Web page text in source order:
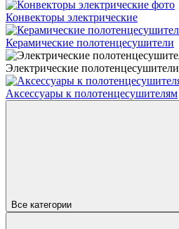
Конвекторы электрические
Керамические полотенцесушители
Электрические полотенцесушители
Аксессуары к полотенцесушителям
Все категории